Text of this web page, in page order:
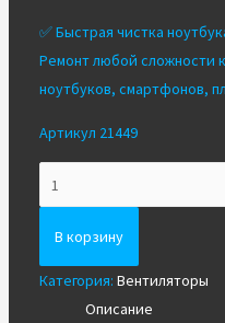
✅ Быстрая чистка
Ремонт любой сложности
ноутбуков, смартфонов,
Артикул 21449
Вентилятор/
Кулер
для
ноутбука
В корзину
Категория: Вентиляторы
Описание